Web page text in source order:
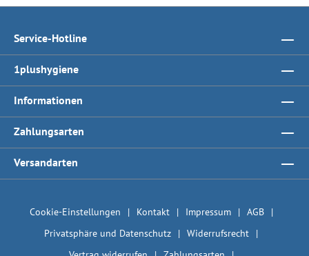
Service-Hotline
1plushygiene
Informationen
Zahlungsarten
Versandarten
Cookie-Einstellungen Kontakt Impressum
AGB
Privatsphäre und Datenschutz
Widerrufsrecht